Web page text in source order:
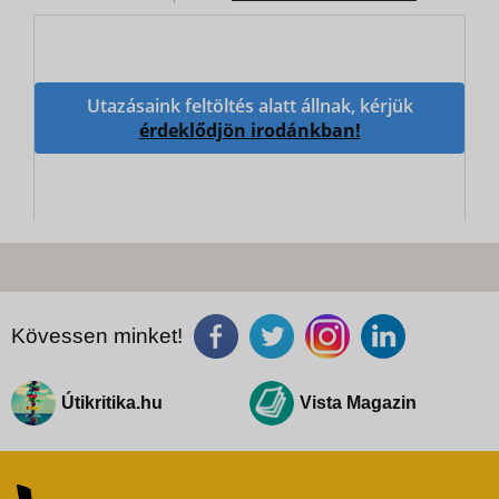
Utazásaink feltöltés alatt állnak, kérjük
érdeklődjön irodánkban!
Kövessen minket!
Útikritika.hu Vista Magazin